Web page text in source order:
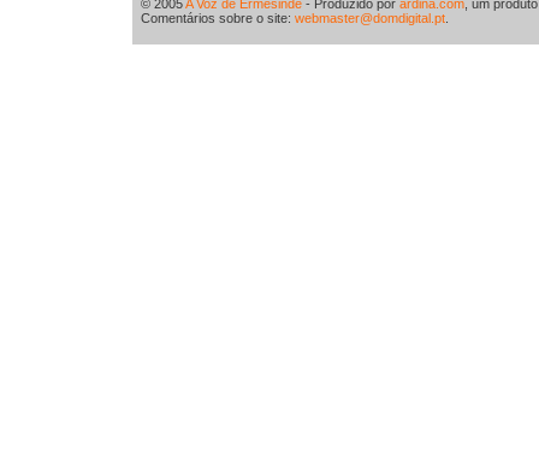
© 2005A Voz de Ermesinde - Produzido por ardina.com , um
Comentários sobre o site: webmaster@domdigital.pt